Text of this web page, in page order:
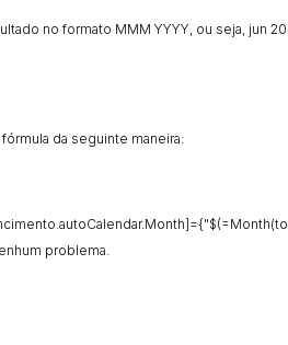
no formato MMM YYYY, ou seja, jun
da seguinte maneira:
problema.